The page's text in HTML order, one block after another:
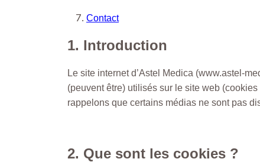
Contact
1. Introduction
Le site internet d’Astel Medica (www.astel-
(peuvent être) utilisés sur le site web
rappelons que certains médias ne sont pas
2. Que sont les cookies ?